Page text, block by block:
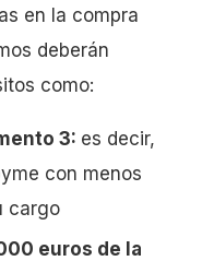
en la compra
deberán
como:
3: es decir,
con menos
cargo
euros de la